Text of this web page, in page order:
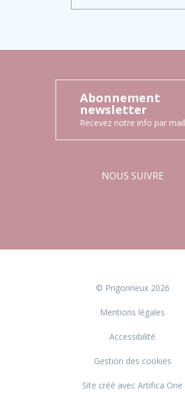
Abonnement
newsletter
Recevez notre info par mail
NOUS SUIVRE
© Prigonrieux 2026
Mentions légales
Accessibilité
Gestion des cookies
Site créé avec Artifica One